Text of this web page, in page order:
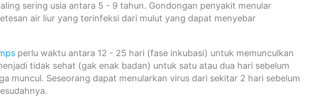
sering usia antara 5 - 9 tahun. Gondongan penyakit menular
air liur yang terinfeksi dari mulut yang dapat menyebar
perlu waktu antara 12 - 25 hari (fase inkubasi) untuk memunculkan
tidak sehat (gak enak badan) untuk satu atau dua hari sebelum
muncul. Seseorang dapat menularkan virus dari sekitar 2 hari sebelum